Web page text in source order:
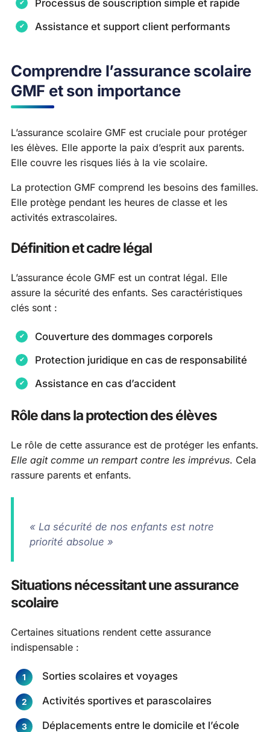
Processus de souscription simple et rapide
Assistance et support client performants
Comprendre l’assurance scolaire
GMF et son importance
L’assurance scolaire GMF est cruciale pour protéger
les élèves. Elle apporte la paix d’esprit aux parents.
Elle couvre les risques liés à la vie scolaire.
La protection GMF comprend les besoins des familles.
Elle protège pendant les heures de classe et les
activités extrascolaires.
Définition et cadre légal
L’assurance école GMF est un contrat légal. Elle
assure la sécurité des enfants. Ses caractéristiques
clés sont :
Couverture des dommages corporels
Protection juridique en cas de responsabilité
Assistance en cas d’accident
Rôle dans la protection des élèves
Le rôle de cette assurance est de protéger les enfants.
Elle agit comme un rempart contre les imprévus. Cela
rassure parents et enfants.
« La sécurité de nos enfants est notre
priorité absolue »
Situations nécessitant une assurance
scolaire
Certaines situations rendent cette assurance
indispensable :
Sorties scolaires et voyages
Activités sportives et parascolaires
Déplacements entre le domicile et l’école